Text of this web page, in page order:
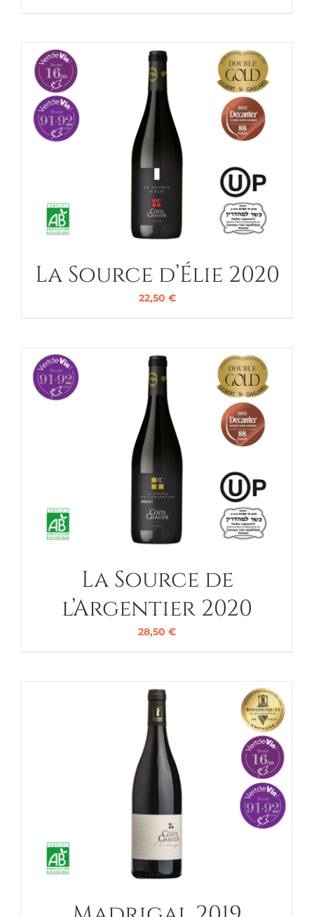
La Source d’Élie 2020
22,50 €
La Source de
l’Argentier 2020
28,50 €